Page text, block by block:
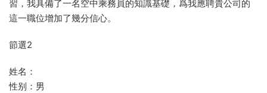
習，我具備了一名空中乘務員的知識基礎，爲我應聘貴公司的
這一職位增加了幾分信心。
節選2
姓名：
性别：男